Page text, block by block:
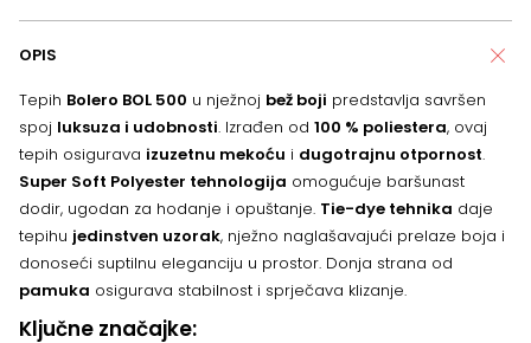
OPIS
Tepih Bolero BOL 500 u nježnoj bež boji predstavlja savršen
spoj luksuza i udobnosti. Izrađen od 100 % poliestera, ovaj
tepih osigurava izuzetnu mekoću i dugotrajnu otpornost.
Super Soft Polyester tehnologija omogućuje baršunast
dodir, ugodan za hodanje i opuštanje. Tie-dye tehnika daje
tepihu jedinstven uzorak, nježno naglašavajući prelaze boja i
donoseći suptilnu eleganciju u prostor. Donja strana od
pamuka osigurava stabilnost i sprječava klizanje.
Ključne značajke: